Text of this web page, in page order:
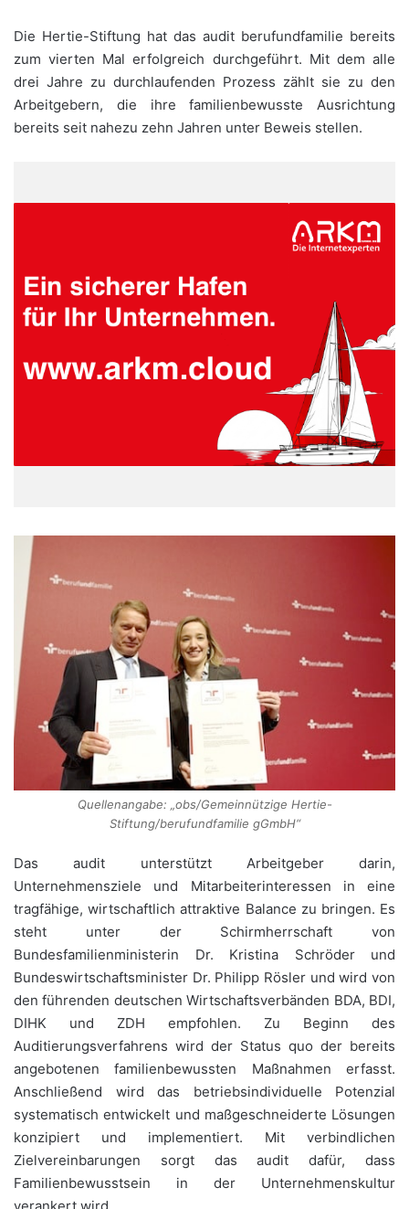
Die Hertie-Stiftung hat das audit berufundfamilie bereits
zum vierten Mal erfolgreich durchgeführt. Mit dem alle
drei Jahre zu durchlaufenden Prozess zählt sie zu den
Arbeitgebern, die ihre familienbewusste Ausrichtung
bereits seit nahezu zehn Jahren unter Beweis stellen.
Quellenangabe: „obs/Gemeinnützige Hertie-
Stiftung/berufundfamilie gGmbH“
Das audit unterstützt Arbeitgeber darin,
Unternehmensziele und Mitarbeiterinteressen in eine
tragfähige, wirtschaftlich attraktive Balance zu bringen. Es
steht unter der Schirmherrschaft von
Bundesfamilienministerin Dr. Kristina Schröder und
Bundeswirtschaftsminister Dr. Philipp Rösler und wird von
den führenden deutschen Wirtschaftsverbänden BDA, BDI,
DIHK und ZDH empfohlen. Zu Beginn des
Auditierungsverfahrens wird der Status quo der bereits
angebotenen familienbewussten Maßnahmen erfasst.
Anschließend wird das betriebsindividuelle Potenzial
systematisch entwickelt und maßgeschneiderte Lösungen
konzipiert und implementiert. Mit verbindlichen
Zielvereinbarungen sorgt das audit dafür, dass
Familienbewusstsein in der Unternehmenskultur
verankert wird.